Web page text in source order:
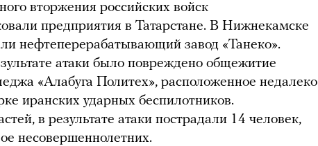
вторжения российских войск
предприятия в Татарстане. В Нижнекамске
нефтеперерабатывающий завод «Танеко».
атаки было повреждено общежитие
«Алабуга Политех», расположенное недалеко
иранских ударных беспилотников.
в результате атаки пострадали 14 человек,
несовершеннолетних.